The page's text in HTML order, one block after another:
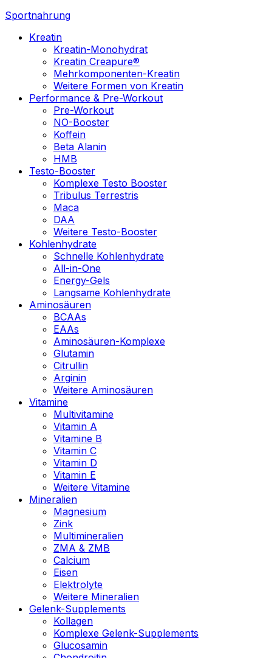
Sportnahrung
Kreatin
Kreatin-Monohydrat
Kreatin Creapure®
Mehrkomponenten-Kreatin
Weitere Formen von Kreatin
Performance & Pre-Workout
Pre-Workout
NO-Booster
Koffein
Beta Alanin
HMB
Testo-Booster
Komplexe Testo Booster
Tribulus Terrestris
Maca
DAA
Weitere Testo-Booster
Kohlenhydrate
Schnelle Kohlenhydrate
All-in-One
Energy-Gels
Langsame Kohlenhydrate
Aminosäuren
BCAAs
EAAs
Aminosäuren-Komplexe
Glutamin
Citrullin
Arginin
Weitere Aminosäuren
Vitamine
Multivitamine
Vitamin A
Vitamine B
Vitamin C
Vitamin D
Vitamin E
Weitere Vitamine
Mineralien
Magnesium
Zink
Multimineralien
ZMA & ZMB
Calcium
Eisen
Elektrolyte
Weitere Mineralien
Gelenk-Supplements
Kollagen
Komplexe Gelenk-Supplements
Glucosamin